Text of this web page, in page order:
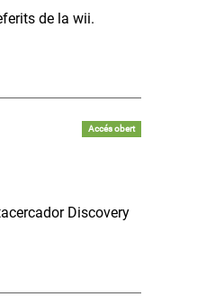
de la wii.
Accés obert
Discovery